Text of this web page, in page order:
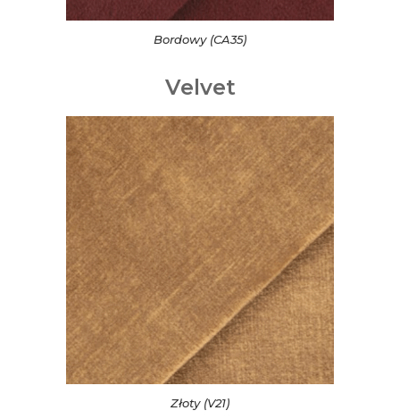
Bordowy (CA35)
Velvet
Złoty (V21)